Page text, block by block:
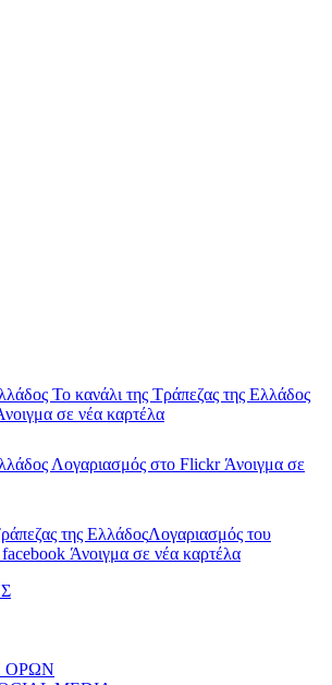
Το κανάλι της Τράπεζας της Ελλάδος
σε νέα καρτέλα
Λογαριασμός στο FlickrΆνοιγμα σε
της ΕλλάδοςΛογαριασμός του
Άνοιγμα σε νέα καρτέλα
ΟΡΩΝ